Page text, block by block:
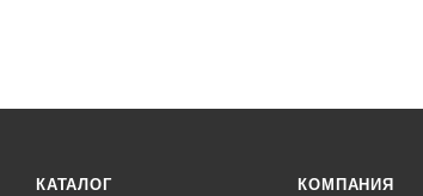
КАТАЛОГ КОМПАНИЯ